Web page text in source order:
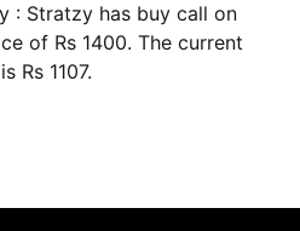
: Stratzy has buy call on
of Rs 1400. The current
Rs 1107.